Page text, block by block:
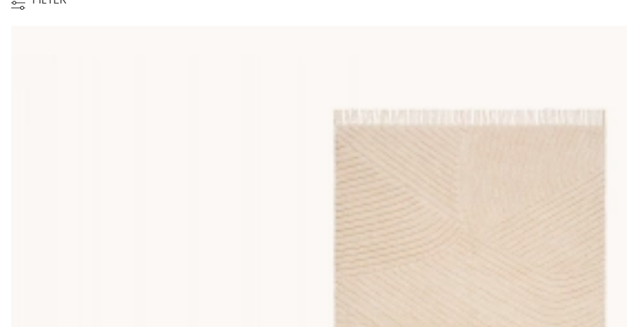
matta med hänsyn till övrig inredning, såsom so
Hos SoffaDirekt kan du handla matta online på ett tryggt, bekvämt och enkelt sätt. Våra mattor håller hög kvalitet
färger. Vår ambition är att din köpupplevelse ska vara helt utan krångel samtidigt som du ska bli inspirerad och
Ofta har du leverans inom ett par dagar, då vi skickar alla lagervaror direkt.